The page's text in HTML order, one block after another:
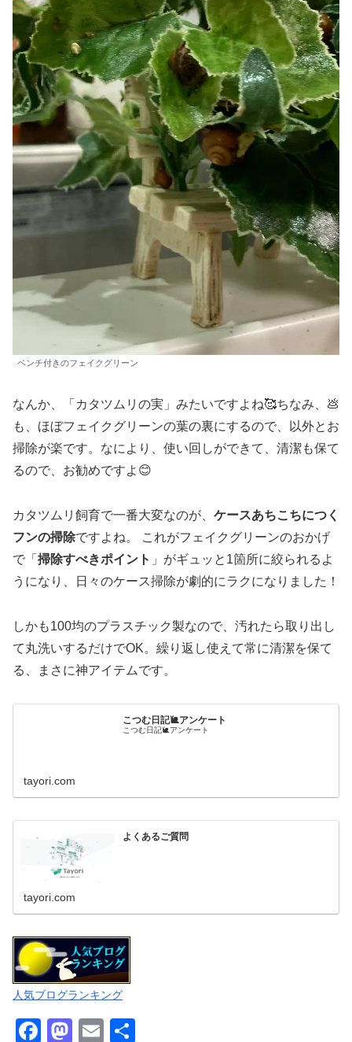
ベンチ付きのフェイクグリーン
なんか、「カタツムリの実」みたいですよね🥰ちなみ、💩
も、ほぼフェイクグリーンの葉の裏にするので、以外とお
掃除が楽です。なにより、使い回しができて、清潔も保て
るので、お勧めですよ😊
カタツムリ飼育で一番大変なのが、 ケースあちこちにつく
フンの掃除ですよね。 これがフェイクグリーンのおかげ
で「 掃除すべきポイント 」がギュッと1箇所に絞られるよ
うになり、日々のケース掃除が劇的にラクになりました！
しかも100均のプラスチック製なので、汚れたら取り出し
て丸洗いするだけでOK。繰り返し使えて常に清潔を保て
る、まさに神アイテムです。
こつむ日記🐌アンケート
こつむ日記🐌アンケート
tayori.com
よくあるご質問
tayori.com
人気ブログランキング
F M E